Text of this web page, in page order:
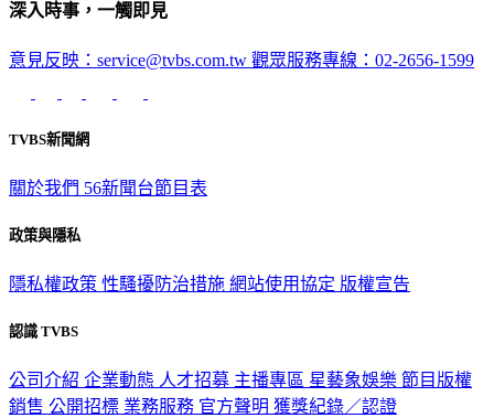
深入時事，一觸即見
意見反映：service@tvbs.com.tw 觀眾服務專線：02-2656-1599
TVBS新聞網
關於我們 56新聞台節目表
政策與隱私
隱私權政策 性騷擾防治措施 網站使用協定 版權宣告
認識 TVBS
公司介紹 企業動態 人才招募 主播專區 星藝象娛樂 節目版權
銷售 公開招標 業務服務 官方聲明 獲獎紀錄／認證